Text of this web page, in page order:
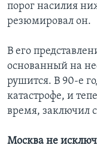
порог насилия
резюмировал он.
В его
основанный на
рушится. В 90-е
катастрофе, и
время, заключил
Москва не